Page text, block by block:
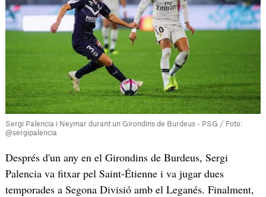
Sergi Palencia i Neymar durant un Girondins de Burdeus - PSG / Foto:
@sergipalencia
Després d'un any en el Girondins de Burdeus, Sergi
Palencia va fitxar pel Saint-Étienne i va jugar dues
temporades a Segona Divisió amb el Leganés. Finalment,